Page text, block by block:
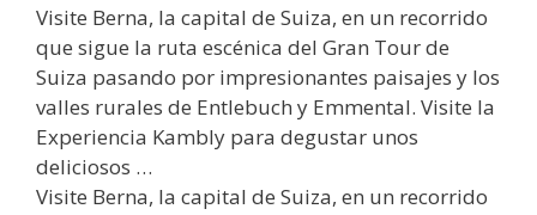
Visite Berna, la capital de Suiza, en un recorrido
que sigue la ruta escénica del Gran Tour de
Suiza pasando por impresionantes paisajes y los
valles rurales de Entlebuch y Emmental. Visite la
Experiencia Kambly para degustar unos
deliciosos …
Visite Berna, la capital de Suiza, en un recorrido